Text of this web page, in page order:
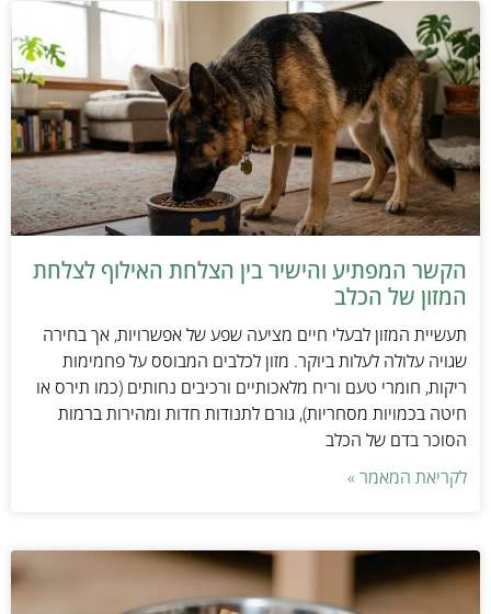
הקשר המפתיע והישיר בין הצלחת האילוף לצלחת
המזון של הכלב
תעשיית המזון לבעלי חיים מציעה שפע של אפשרויות, אך בחירה
שגויה עלולה לעלות ביוקר. מזון לכלבים המבוסס על פחמימות
ריקות, חומרי טעם וריח מלאכותיים ורכיבים נחותים (כמו תירס או
חיטה בכמויות מסחריות), גורם לתנודות חדות ומהירות ברמות
הסוכר בדם של הכלב
לקריאת המאמר »